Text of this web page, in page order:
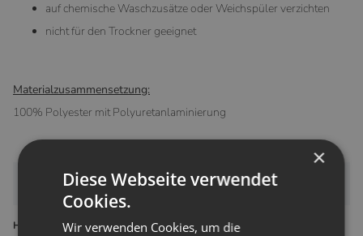
auf chemische Waschzusätze oder Weichspüler verzichten
nicht für den Trockner geeignet
Materialzusammensetzung:
100% Polyester mit Polyuretanlaminierung
Bewertungen
Hersteller gemäß GPSR
×
Diese Webseite verwendet
Cookies.
Wir verwenden Cookies, um die